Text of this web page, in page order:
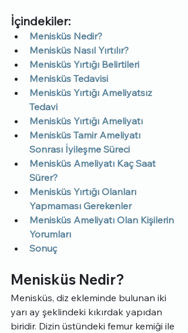
İçindekiler:
Menisküs Nedir?
Menisküs Nasıl Yırtılır?
Menisküs Yırtığı Belirtileri
Menisküs Tedavisi
Menisküs Yırtığı Ameliyatsız
Tedavi
Menisküs Yırtığı Ameliyatı
Menisküs Tamir Ameliyatı
Sonrası İyileşme Süreci
Menisküs Ameliyatı Kaç Saat
Sürer?
Menisküs Yırtığı Olanları
Yapmaması Gerekenler
Menisküs Ameliyatı Olan Kişilerin
Yorumları
Sonuç
Menisküs Nedir?
Menisküs, diz ekleminde bulunan iki
yarı ay şeklindeki kıkırdak yapıdan
biridir. Dizin üstündeki femur kemiği ile